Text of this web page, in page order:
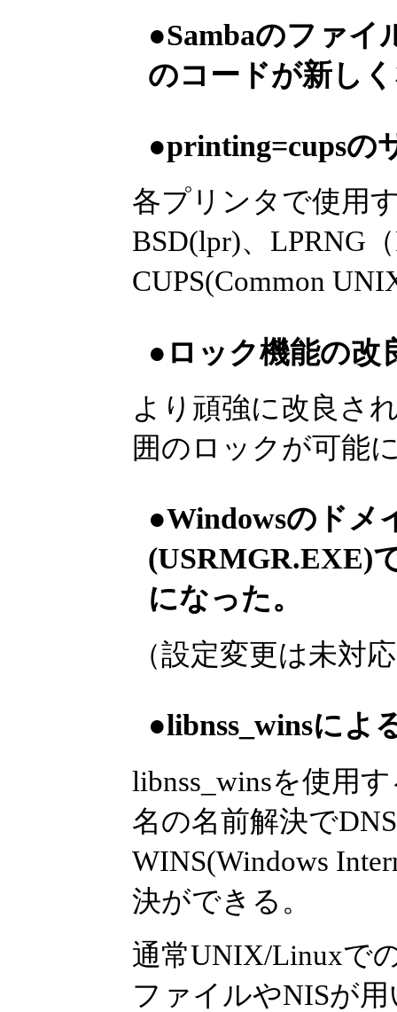
●Sambaのファイ
のコードが新し
●printing=cupsの
各プリンタで使用
BSD(lpr)、LPRNG
CUPS(Common
●ロック機能の改
より頑強に改良さ
囲のロックが可能
●Windowsのドメ
(USRMGR.EXE)
になった。
（設定変更は未対
●libnss_winsによ
libnss_winsを使用
名の名前解決で
WINS(Windows
決ができる。
通常UNIX/Linuxで
ファイルやNISが